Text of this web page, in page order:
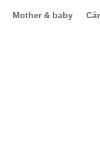
Mother & baby